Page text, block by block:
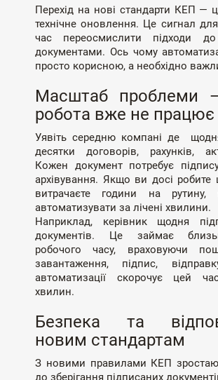
Перехід на нові стандарти КЕП —
технічне оновлення. Це сигнал
час переосмислити підходи
документами. Ось чому
просто корисною, а необхідно
Масштаб проблеми
робота вже не працює
Уявіть середню компані де
десятки договорів, рахунків,
Кожен документ потребує
архівування. Якщо ви досі робите
витрачаєте години на
автоматизувати за лічені хвилини.
Наприклад, керівник щодня
документів. Це займає
робочого часу, враховуючи
завантаження, підпис,
автоматизації скорочує цей
хвилин.
Безпека та
новим стандартам
З новими правилами КЕП
до зберігання підписаних